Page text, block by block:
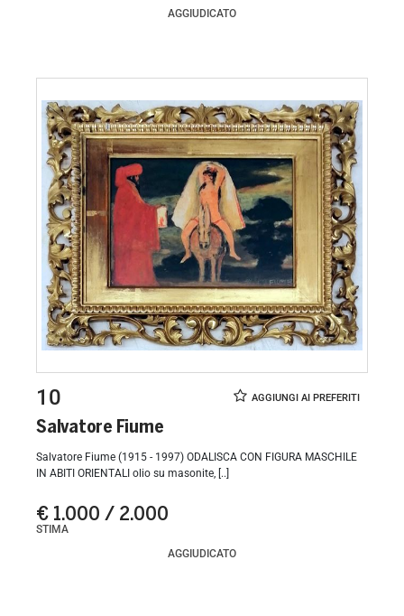
AGGIUDICATO
10
Salvatore Fiume
Salvatore Fiume (1915 - 1997) ODALISCA CON FIGURA MASCHILE
IN ABITI ORIENTALI olio su masonite, [..]
€ 1.000 / 2.000
STIMA
AGGIUDICATO